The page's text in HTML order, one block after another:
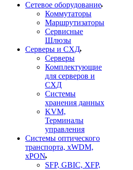
Сетевое оборудование
Коммутаторы
Маршрутизаторы
Сервисные
Шлюзы
Серверы и СХД
Серверы
Комплектующие
для серверов и
СХД
Системы
хранения данных
KVM,
Терминалы
управления
Системы оптического
транспорта, xWDM,
xPON
SFP, GBIC, XFP,